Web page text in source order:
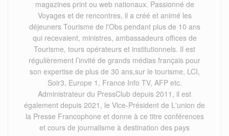
magazines print ou web nationaux. Passionné de
Voyages et de rencontres, il a créé et animé les
déjeuners Tourisme de l'Obs pendant plus de 10 ans
qui recevaient, ministres, ambassadeurs offices de
Tourisme, tours opérateurs et institutionnels. Il est
régulièrement l’invité de grands médias français pour
son expertise de plus de 30 ans,sur le tourisme, LCI,
Soir3, Europe 1, France Info TV, AFP etc.
Administrateur du PressClub depuis 2011, il est
également depuis 2021, le Vice-Président de L'union de
la Presse Francophone et donne à ce titre conférences
et cours de journalisme à destination des pays